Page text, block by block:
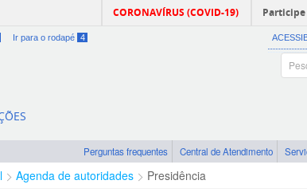
CORONAVÍRUS (COVID-19) Participe
Ir para o rodapé 4
Perguntas frequentes Central de Atendimento
Agenda de autoridades Presidência